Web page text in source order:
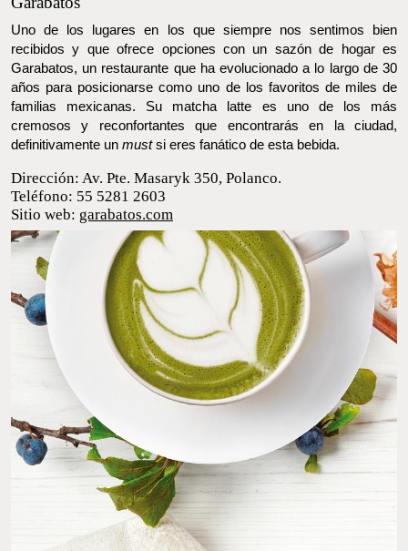
Uno de los lugares en los que siempre nos sentimos bien
recibidos y que ofrece opciones con un sazón de hogar es
Garabatos, un restaurante que ha evolucionado a lo largo de 30
años para posicionarse como uno de los favoritos de miles de
familias mexicanas. Su matcha latte es uno de los más cremosos
y reconfortantes que encontrarás en la ciudad, definitivamente
unmustsi eres fanático de esta bebida.
Teléfono: 55 5281 2603
Sitio web:garabatos.com